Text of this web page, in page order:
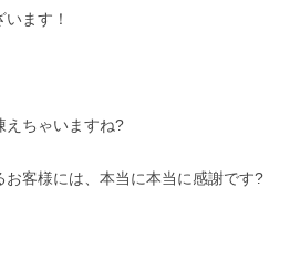
ます！
えちゃいますね?
お客様には、本当に本当に感謝です?